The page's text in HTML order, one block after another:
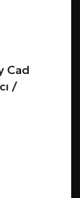
Cad
/